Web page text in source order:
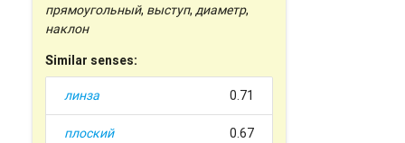
прямоугольный, выступ,диаметр,
наклон
Similar senses:
линза 0.71
плоский 0.67